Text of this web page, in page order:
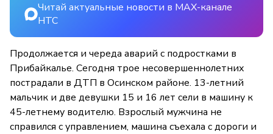
Читай актуальные новости в MAX-канале
НТС
Продолжается и череда аварий с подростками в
Прибайкалье. Сегодня трое несовершеннолетних
пострадали в ДТП в Осинском районе. 13-летний
мальчик и две девушки 15 и 16 лет сели в машину к
45-летнему водителю. Взрослый мужчина не
справился с управлением, машина съехала с дороги и